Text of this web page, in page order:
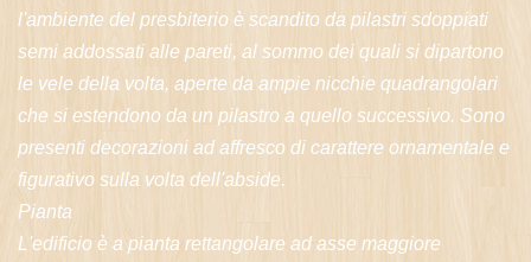
l'ambiente del presbiterio è scandito da pilastri sdoppiati
semi addossati alle pareti, al sommo dei quali si dipartono
le vele della volta, aperte da ampie nicchie quadrangolari
che si estendono da un pilastro a quello successivo. Sono
presenti decorazioni ad affresco di carattere ornamentale e
figurativo sulla volta dell'abside.
Pianta
L'edificio è a pianta rettangolare ad asse maggiore